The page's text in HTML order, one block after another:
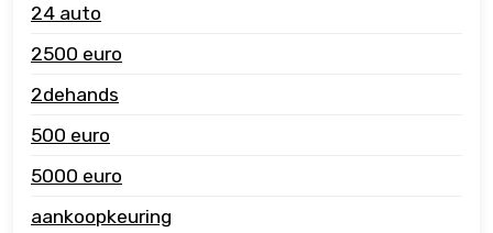
24 auto
2500 euro
2dehands
500 euro
5000 euro
aankoopkeuring